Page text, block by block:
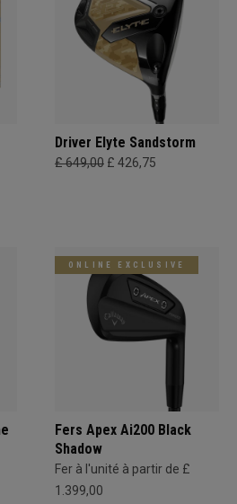
Driver Elyte Sandstorm
£ 649,00 £ 426,75
ONLINE EXCLUSIVE
Fers Apex Ai200 Black
Shadow
Fer à l'unité à partir de £
1.399,00